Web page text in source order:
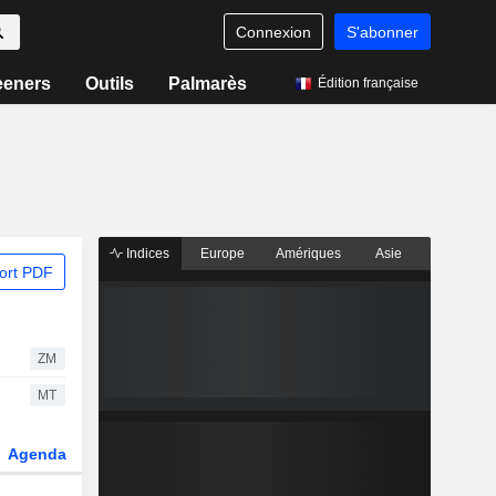
Connexion S'abonner
Outils Palmarès Édition française
PDF
ZM
MT
Agenda
Indices Europe Amériques Asie